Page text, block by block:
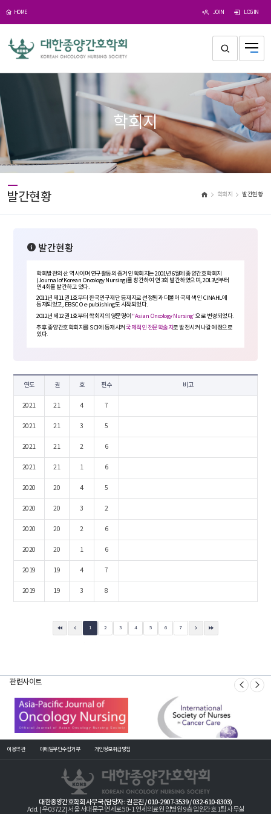
HOME JOIN LOGIN
학회지
발간현황 학회지 발간현황
발간현황
학회발전의 산 역사이며 연구활동의 증거인 학회지는 2001년 6월에 종양간호학회지
(Journal of Korean Oncology Nursing)를 창간하여 연 3회 발간하였으며, 2013년부터
연 4회를 발간하고 있다.
2011년 제11권 1호부터 한국연구재단 등재지로 선정됨과 더불어 국제 색인 CINAHL에
등재되었고, EBSCO e-publishing도 시작되었다.
2012년 제12권 1호부터 학회지의 영문명이 "Asian Oncology Nursing"으로 변경되었다.
추후 종양간호학회지를 SCI에 등재시켜국제적인 전문학술지로 발전시켜 나갈 예정으로
있다.
연도 권 호 편수 비고
2021 21 4 7
2021 21 3 5
2021 21 2 6
2021 21 1 6
2020 20 4 5
2020 20 3 2
2020 20 2 6
2020 20 1 6
2019 19 4 7
2019 19 3 8
1 2 3 4 5 6 7
관련사이트
이용약관 이메일무단수집거부 개인정보취급방침
대한종양간호학회 사무국 (담당자 : 권은진 / 010-2907-3539 / 032-610-8303)
Add. [우 03722] 서울 서대문구 연세로 50-1 연세의료원 암병원 9층 입원간호 1팀 사무실